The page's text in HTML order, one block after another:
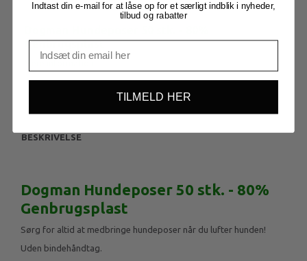
Genbrugsplast
BESKRIVELSE
Dogman Hundeposer 50 stk. - 80%
Genbrugsplast
Sørg for altid at medbringe hundeposer når du lufter hunden!
Uden bindehåndtag.
Indtast din e-mail for at låse op for et særligt indblik i nyheder,
tilbud og rabatter
TILMELD HER